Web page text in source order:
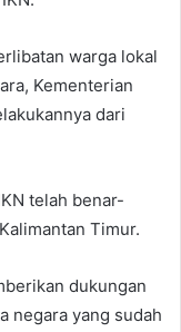
warga lokal
Kementerian
dari
telah benar-
Timur.
dukungan
negara yang sudah